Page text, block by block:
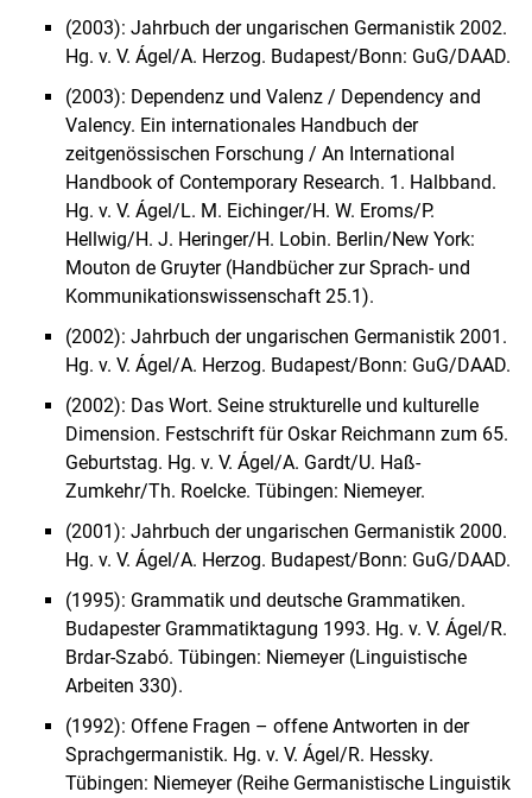
(2003): Jahrbuch der ungarischen Germanistik 2002.
Hg. v. V. Ágel/A. Herzog. Budapest/Bonn: GuG/DAAD.
(2003): Dependenz und Valenz / Dependency and
Valency. Ein internationales Handbuch der
zeitgenössischen Forschung / An International
Handbook of Contemporary Research. 1. Halbband.
Hg. v. V. Ágel/L. M. Eichinger/H. W. Eroms/P.
Hellwig/H. J. Heringer/H. Lobin. Berlin/New York:
Mouton de Gruyter (Handbücher zur Sprach- und
Kommunikationswissenschaft 25.1).
(2002): Jahrbuch der ungarischen Germanistik 2001.
Hg. v. V. Ágel/A. Herzog. Budapest/Bonn: GuG/DAAD.
(2002): Das Wort. Seine strukturelle und kulturelle
Dimension. Festschrift für Oskar Reichmann zum 65.
Geburtstag. Hg. v. V. Ágel/A. Gardt/U. Haß-
Zumkehr/Th. Roelcke. Tübingen: Niemeyer.
(2001): Jahrbuch der ungarischen Germanistik 2000.
Hg. v. V. Ágel/A. Herzog. Budapest/Bonn: GuG/DAAD.
(1995): Grammatik und deutsche Grammatiken.
Budapester Grammatiktagung 1993. Hg. v. V. Ágel/R.
Brdar-Szabó. Tübingen: Niemeyer (Linguistische
Arbeiten 330).
(1992): Offene Fragen – offene Antworten in der
Sprachgermanistik. Hg. v. V. Ágel/R. Hessky.
Tübingen: Niemeyer (Reihe Germanistische Linguistik